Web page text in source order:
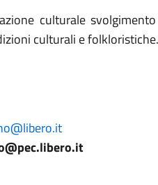
culturale
culturali e folkloristiche.